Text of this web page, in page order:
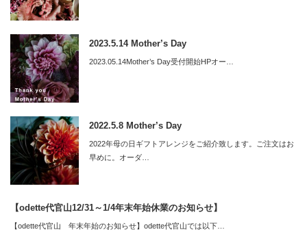
2023.5.14 Mother’s Day
2023.05.14Mother’s Day受付開始HPオー…
2022.5.8 Mother’s Day
2022年母の日ギフトアレンジをご紹介致します。ご注文はお
早めに。オーダ…
【odette代官山12/31～1/4年末年始休業のお知らせ】
【odette代官山 年末年始のお知らせ】odette代官山では以下…